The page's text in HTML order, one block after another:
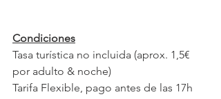
Condiciones
Tasa turística no incluida (aprox. 1,5€
por adulto & noche)
Tarifa Flexible, pago antes de las 17h